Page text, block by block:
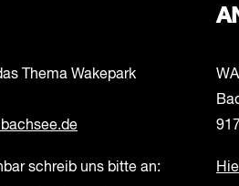
Thema Wakepark
schreib uns bitte an: